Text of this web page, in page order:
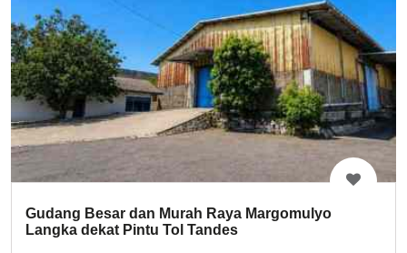
Gudang Besar dan Murah Raya Margomulyo
Langka dekat Pintu Tol Tandes